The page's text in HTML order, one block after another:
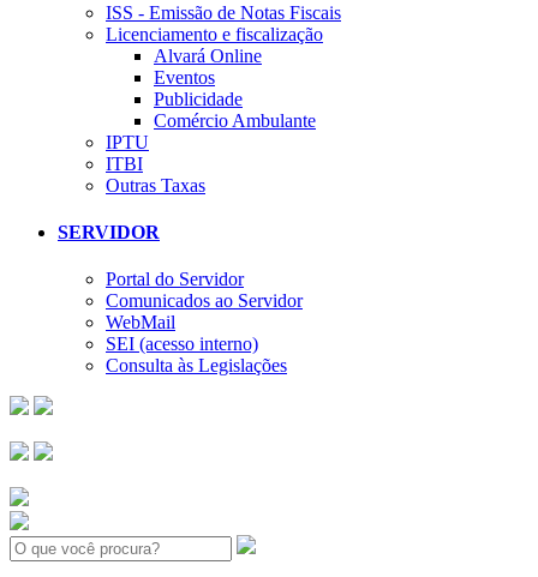
ISS - Emissão de Notas Fiscais
Licenciamento e fiscalização
Alvará Online
Eventos
Publicidade
Comércio Ambulante
IPTU
ITBI
Outras Taxas
SERVIDOR
Portal do Servidor
Comunicados ao Servidor
WebMail
SEI (acesso interno)
Consulta às Legislações
Search: